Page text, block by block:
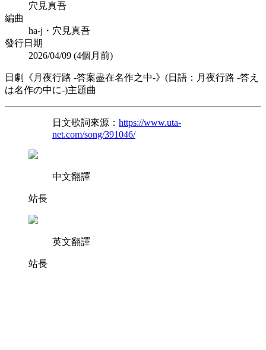
穴見真吾
編曲
ha-j・穴見真吾
發行日期
2026/04/09 (4個月前)
日劇《月夜行路 -答案盡在名作之中-》(日語：月夜行路 -答え
は名作の中に-)主題曲
日文歌詞來源： https://www.uta-
net.com/song/391046/
中文翻譯
站長
英文翻譯
站長